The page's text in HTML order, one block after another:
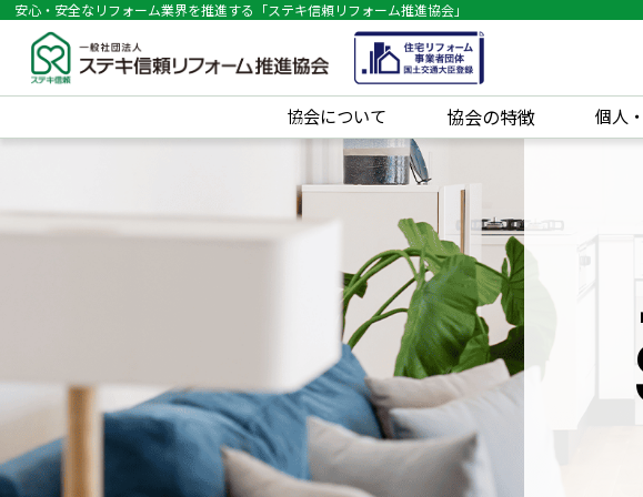
安心・安全なリフォーム業界を推進する「ステキ信頼リフォーム推進協会」
協会について 協会の特徴 個人